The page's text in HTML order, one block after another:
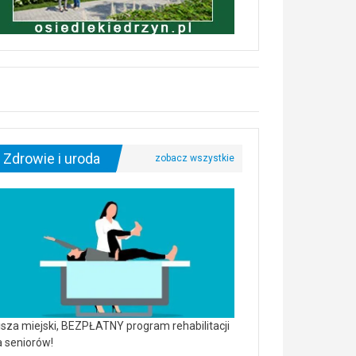
Zdrowie i uroda
miejski, BEZPŁATNY program rehabilitacji
seniorów!